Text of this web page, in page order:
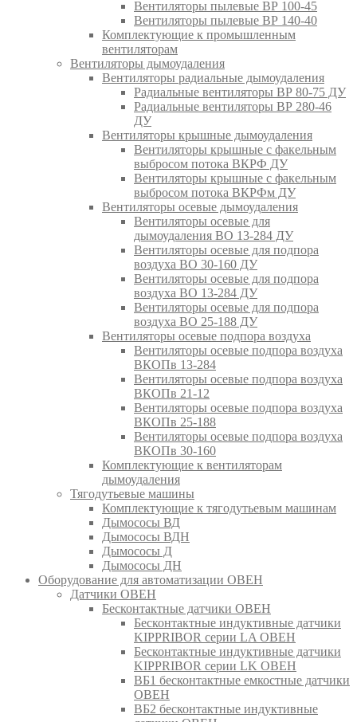
Вентиляторы пылевые ВР 100-45
Вентиляторы пылевые ВР 140-40
Комплектующие к промышленным
вентиляторам
Вентиляторы дымоудаления
Вентиляторы радиальные дымоудаления
Радиальные вентиляторы ВР 80-75 ДУ
Радиальные вентиляторы ВР 280-46
ДУ
Вентиляторы крышные дымоудаления
Вентиляторы крышные с факельным
выбросом потока ВКРФ ДУ
Вентиляторы крышные с факельным
выбросом потока ВКРФм ДУ
Вентиляторы осевые дымоудаления
Вентиляторы осевые для
дымоудаления ВО 13-284 ДУ
Вентиляторы осевые для подпора
воздуха ВО 30-160 ДУ
Вентиляторы осевые для подпора
воздуха ВО 13-284 ДУ
Вентиляторы осевые для подпора
воздуха ВО 25-188 ДУ
Вентиляторы осевые подпора воздуха
Вентиляторы осевые подпора воздуха
ВКОПв 13-284
Вентиляторы осевые подпора воздуха
ВКОПв 21-12
Вентиляторы осевые подпора воздуха
ВКОПв 25-188
Вентиляторы осевые подпора воздуха
ВКОПв 30-160
Комплектующие к вентиляторам
дымоудаления
Тягодутьевые машины
Комплектующие к тягодутьевым машинам
Дымососы ВД
Дымососы ВДН
Дымососы Д
Дымососы ДН
Оборудование для автоматизации ОВЕН
Датчики ОВЕН
Бесконтактные датчики ОВЕН
Бесконтактные индуктивные датчики
KIPPRIBOR серии LA ОВЕН
Бесконтактные индуктивные датчики
KIPPRIBOR серии LK ОВЕН
ВБ1 бесконтактные емкостные датчики
ОВЕН
ВБ2 бесконтактные индуктивные